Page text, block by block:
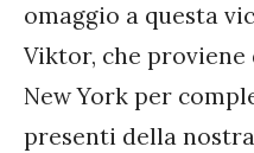
omaggio a questa
Viktor, che
New York per
presenti della